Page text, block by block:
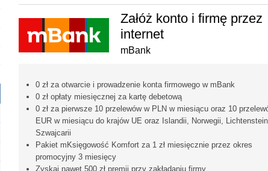
Załóż konto i firmę przez
internet
mBank
0 zł za otwarcie i prowadzenie konta firmowego w mBank
0 zł opłaty miesięcznej za kartę debetową
0 zł za pierwsze 10 przelewów w PLN w miesiącu oraz 10
EUR w miesiącu do krajów UE oraz Islandii, Norwegii,
Szwajcarii
Pakiet mKsięgowość Komfort za 1 zł miesięcznie przez okres
promocyjny 3 miesięcy
Zyskaj nawet 500 zł premii przy zakładaniu firmy